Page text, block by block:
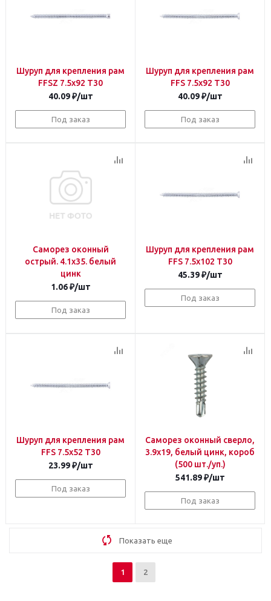
Шуруп для крепления рам
FFSZ 7.5х92 T30
40.09₽/шт
Под заказ
Шуруп для крепления рам
FFS 7.5х92 T30
40.09₽/шт
Под заказ
Саморез оконный
острый. 4.1х35. белый
цинк
1.06₽/шт
Под заказ
Шуруп для крепления рам
FFS 7.5х102 T30
45.39₽/шт
Под заказ
Шуруп для крепления рам
FFS 7.5х52 T30
23.99₽/шт
Под заказ
Саморез оконный сверло,
3.9х19, белый цинк, короб
(500 шт./уп.)
541.89₽/шт
Под заказ
Показать еще
1 2